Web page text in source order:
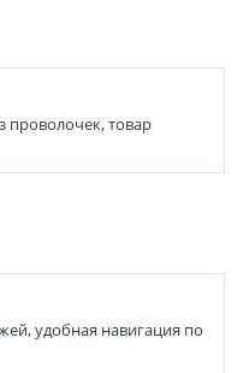
проволочек, товар
удобная навигация по